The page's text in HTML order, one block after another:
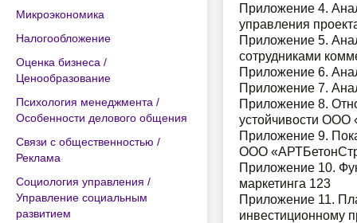
Микроэкономика
Налогообложение
Оценка бизнеса /
Ценообразование
Психология менеджмента /
Особенности делового общения
Связи с общественностью /
Реклама
Социология управления /
Управление социальным
развитием
Приложение 4.
управления
Приложение 5.
сотрудниками
Приложение 6.
Приложение 7.
Приложение 8.
устойчивости ООО
Приложение 9.
ООО
Приложение 10.
маркетинга 123
Приложение 11.
инвестиционному